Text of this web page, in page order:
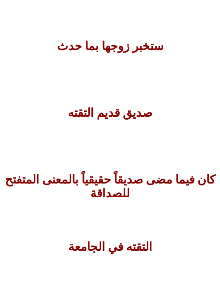
ستخبر زوجها بما حدث
صديق قديم التقته
كان فيما مضى صديقاً حقيقياً بالمعنى المتفتح
للصداقة
التقته في الجامعة